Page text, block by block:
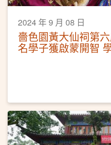
2024 年 9 月 08 日
嗇色園黃大仙祠第
名學子獲啟蒙開智